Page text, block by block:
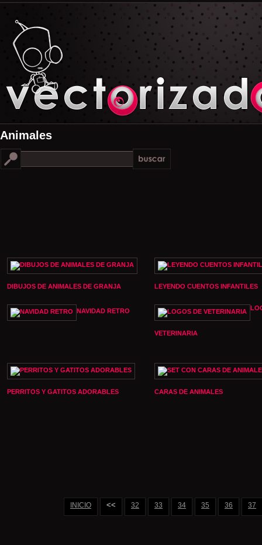
Animales
DIBUJOS DE ANIMALES DE GRANJA LEYENDO CUENTOS INFANTILES
NAVIDAD RETRO
VETERINARIA
PERRITOS Y GATITOS ADORABLES CARAS DE ANIMALES
INICIO << 32 33 34 35 36 37